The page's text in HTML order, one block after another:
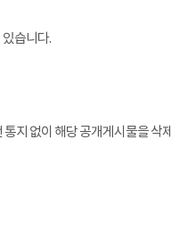
습니다.
지 없이 해당 공개게시물을 삭